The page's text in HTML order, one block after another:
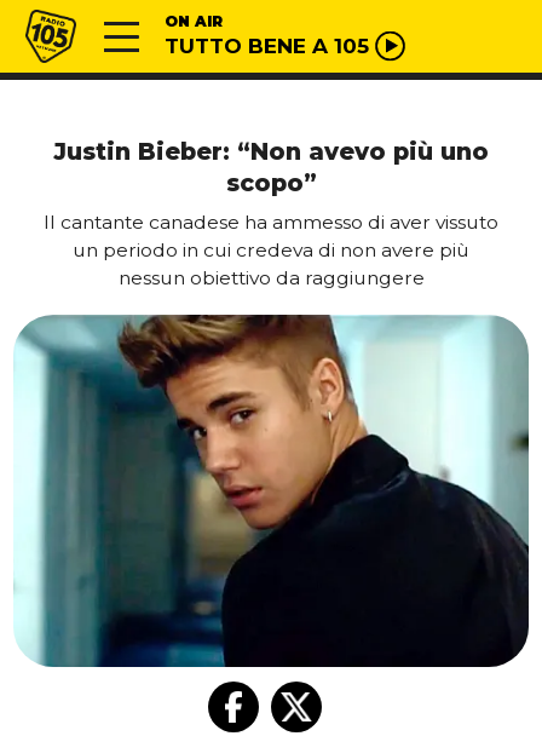
Vai al contenuto
Radio 105 ON AIR
TUTTO BENE A 105
Justin Bieber: “Non avevo più uno
scopo”
Il cantante canadese ha ammesso di aver vissuto
un periodo in cui credeva di non avere più
nessun obiettivo da raggiungere